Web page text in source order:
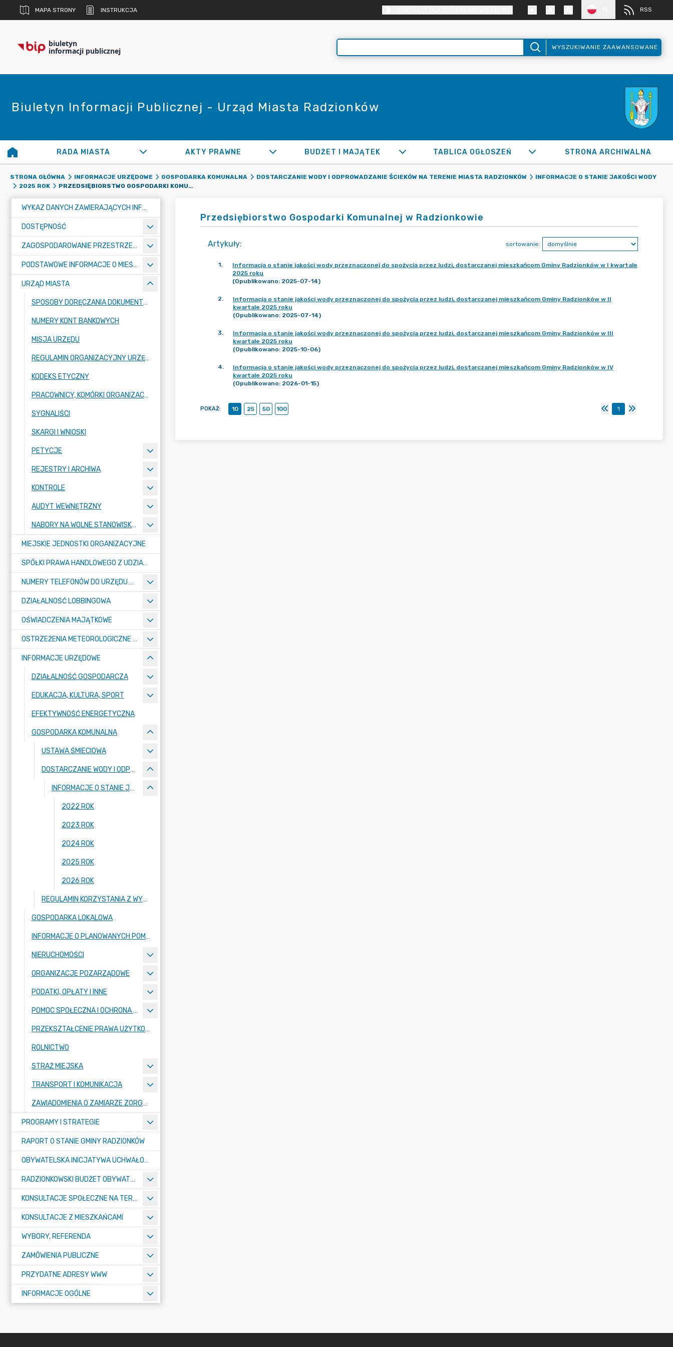
MAPA STRONY INSTRUKCJA RSS
biuletyn
informacji publicznej WYSZUKIWANIE ZAAWANSOWANE
Biuletyn Informacji Publicznej - Urząd Miasta Radzionków
RADA MIASTA AKTY PRAWNE BUDŻET I MAJĄTEK TABLICA OGŁOSZEŃ STRONA ARCHIWALNA
STRONA GŁÓWNA INFORMACJE URZĘDOWE GOSPODARKA KOMUNALNA DOSTARCZANIE WODY I ODPROWADZANIE ŚCIEKÓW NA TERENIE MIASTA RADZIONKÓW
INFORMACJE O STANIE JAKOŚCI WODY
2025 ROK
PRZEDSIĘBIORSTWO GOSPODARKI KOMUNALNEJ W RADZIONKOWIE
WYKAZ DANYCH ZAWIERAJĄCYCH INFORMACJE O ŚRODOWISKU I JEGO OCHRONIE
DOSTĘPNOŚĆ
ZAGOSPODAROWANIE PRZESTRZENNE
PODSTAWOWE INFORMACJE O MIEŚCIE
URZĄD MIASTA
SPOSOBY DORĘCZANIA DOKUMENTÓW DO URZĘDU MIASTA RADZIONKÓW
NUMERY KONT BANKOWYCH
MISJA URZĘDU
REGULAMIN ORGANIZACYJNY URZĘDU
KODEKS ETYCZNY
PRACOWNICY, KOMÓRKI ORGANIZACYJNE URZĘDU
SYGNALIŚCI
SKARGI I WNIOSKI
PETYCJE
REJESTRY I ARCHIWA
KONTROLE
AUDYT WEWNĘTRZNY
NABORY NA WOLNE STANOWISKA PRACY
MIEJSKIE JEDNOSTKI ORGANIZACYJNE
SPÓŁKI PRAWA HANDLOWEGO Z UDZIAŁEM GMINY
NUMERY TELEFONÓW DO URZĘDU MIASTA, MIEJSKICH JEDNOSTEK ORGANIZACYJNYCH ORAZ SPÓŁEK PRAWA HANDLOWEGO Z UDZIAŁEM GMINY
DZIAŁALNOŚĆ LOBBINGOWA
OŚWIADCZENIA MAJĄTKOWE
OSTRZEŻENIA METEOROLOGICZNE O ZŁYM STANIE POWIETRZA I INNE
INFORMACJE URZĘDOWE
DZIAŁALNOŚĆ GOSPODARCZA
EDUKACJA, KULTURA, SPORT
EFEKTYWNOŚĆ ENERGETYCZNA
GOSPODARKA KOMUNALNA
USTAWA ŚMIECIOWA
DOSTARCZANIE WODY I ODPROWADZANIE ŚCIEKÓW NA TERENIE MIASTA RADZIONKÓW
INFORMACJE O STANIE JAKOŚCI WODY
2022 ROK
2023 ROK
2024 ROK
2025 ROK
2026 ROK
REGULAMIN KORZYSTANIA Z WYROBISKA „WAPIENNIK” W RADZIONKOWIE
GOSPODARKA LOKALOWA
INFORMACJE O PLANOWANYCH POMIARACH PEM
NIERUCHOMOŚCI
ORGANIZACJE POZARZĄDOWE
PODATKI, OPŁATY I INNE
POMOC SPOŁECZNA I OCHRONA ZDROWIA
PRZEKSZTAŁCENIE PRAWA UŻYTKOWANIA WIECZYSTEGO W PRAWO WŁASNOŚCI
ROLNICTWO
STRAŻ MIEJSKA
TRANSPORT I KOMUNIKACJA
ZAWIADOMIENIA O ZAMIARZE ZORGANIZOWANIA ZGROMADZENIA
PROGRAMY I STRATEGIE
RAPORT O STANIE GMINY RADZIONKÓW
OBYWATELSKA INICJATYWA UCHWAŁODAWCZA
RADZIONKOWSKI BUDŻET OBYWATELSKI
KONSULTACJE SPOŁECZNE NA TERENIE MIASTA RADZIONKÓW
KONSULTACJE Z MIESZKAŃCAMI
WYBORY, REFERENDA
ZAMÓWIENIA PUBLICZNE
PRZYDATNE ADRESY WWW
INFORMACJE OGÓLNE
Przedsiębiorstwo Gospodarki Komunalnej w Radzionkowie
Artykuły: sortowanie:
1.
Informacja o stanie jakości wody przeznaczonej do spożycia przez ludzi, dostarczanej mieszkańcom Gminy Radzionków w I kwartale
2025 roku
(Opublikowano: 2025-07-14)
2.
Informacja o stanie jakości wody przeznaczonej do spożycia przez ludzi, dostarczanej mieszkańcom Gminy Radzionków w II
kwartale 2025 roku
(Opublikowano: 2025-07-14)
3.
Informacja o stanie jakości wody przeznaczonej do spożycia przez ludzi, dostarczanej mieszkańcom Gminy Radzionków w III
kwartale 2025 roku
(Opublikowano: 2025-10-06)
4.
Informacja o stanie jakości wody przeznaczonej do spożycia przez ludzi, dostarczanej mieszkańcom Gminy Radzionków w IV
kwartale 2025 roku
(Opublikowano: 2026-01-15)
POKAŻ: 10 25 50 100 1